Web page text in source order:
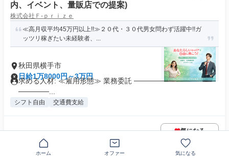
内、イベント、量販店での提案)
株式会社Ｆ‐ｐｒｉｚｅ
≪高月収平均45万円以上!!≫２０代・３０代男女問わず活躍中!!ガ
ッツリ稼ぎたい未経験者、...
秋田県横手市
日給1万8000円～3万円
求める人材: ≪雇用形態≫ 業務委託 ────────────────
──────...
シフト自由 交通費支給
気になる
ホーム オファー 気になる